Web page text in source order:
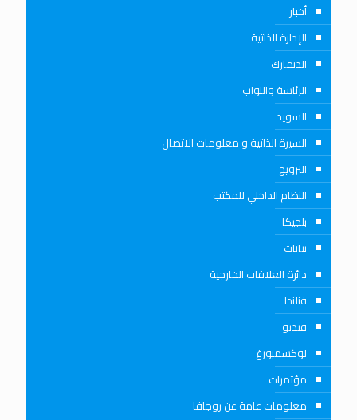
أخبار
الإدارة الذاتية
الدنمارك
الرئاسة والنواب
السويد
السيرة الذاتية و معلومات الاتصال
النرويج
النظام الداخلي للمكتب
بلجيكا
بيانات
دائرة العلاقات الخارجية
فنلندا
فيديو
لوكسمبورغ
مؤتمرات
معلومات عامة عن روجافا